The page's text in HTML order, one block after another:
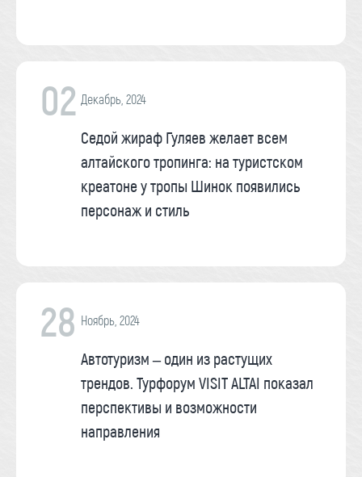
02 Декабрь, 2024
Седой жираф Гуляев желает всем
алтайского тропинга: на туристском
креатоне у тропы Шинок появились
персонаж и стиль
28 Ноябрь, 2024
Автотуризм – один из растущих
трендов. Турфорум VISIT ALTAI показал
перспективы и возможности
направления